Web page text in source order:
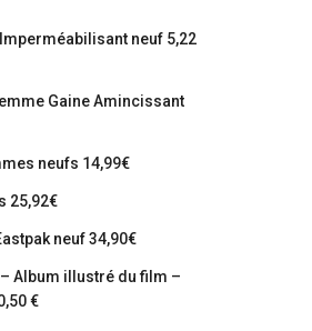
neuf 5,22
Gaine Amincissant
neufs 14,99€
25,92€
neuf 34,90€
Album illustré du film –
€